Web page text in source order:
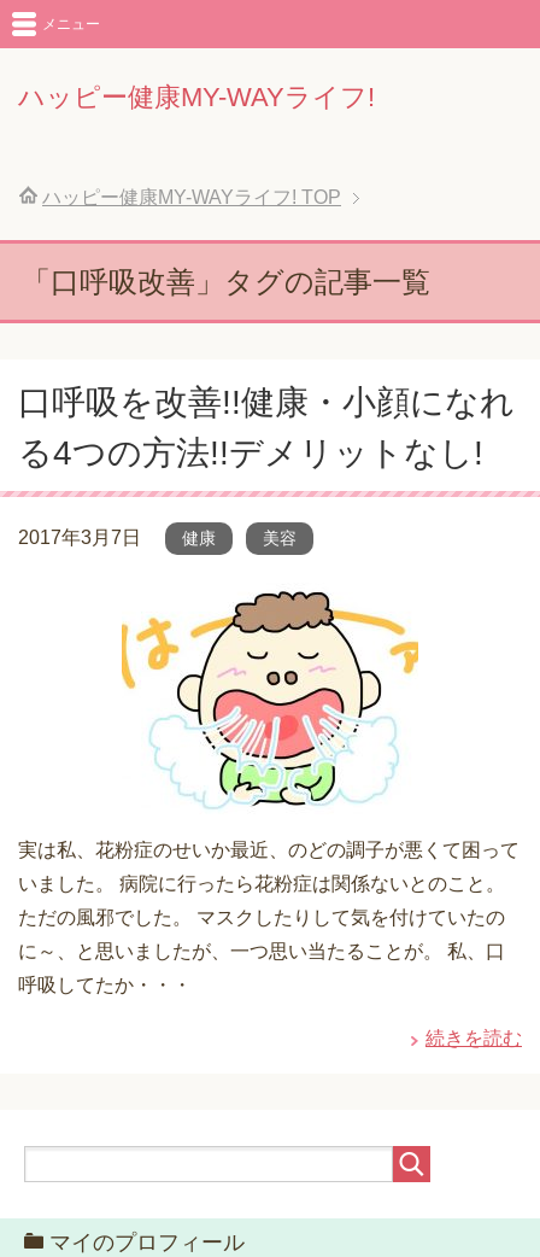
ハッピー健康MY-WAYライフ!
メニュー
ハッピー健康MY-WAYライフ! TOP
「口呼吸改善」タグの記事一覧
口呼吸を改善!!健康・小顔になれ
る4つの方法!!デメリットなし!
2017年3月7日 健康 美容
実は私、花粉症のせいか最近、のどの調子が悪くて困って
いました。 病院に行ったら花粉症は関係ないとのこと。
ただの風邪でした。 マスクしたりして気を付けていたの
に～、と思いましたが、一つ思い当たることが。 私、口
呼吸してたか・・・
続きを読む
マイのプロフィール